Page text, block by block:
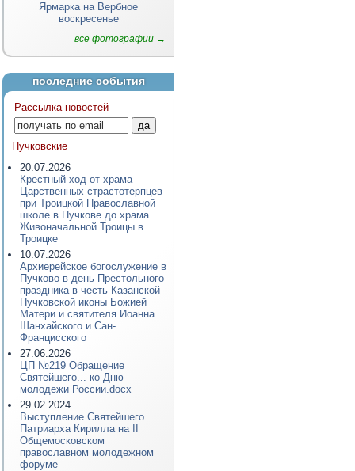
Ярмарка на Вербное
воскресенье
все фотографии →
последние события
Рассылка новостей
Пучковские
20.07.2026
Крестный ход от храма
Царственных страстотерпцев
при Троицкой Православной
школе в Пучкове до храма
Живоначальной Троицы в
Троицке
10.07.2026
Архиерейское богослужение в
Пучково в день Престольного
праздника в честь Казанской
Пучковской иконы Божией
Матери и святителя Иоанна
Шанхайского и Сан-
Францисского
27.06.2026
ЦП №219 Обращение
Святейшего... ко Дню
молодежи России.docx
29.02.2024
Выступление Святейшего
Патриарха Кирилла на II
Общемосковском
православном молодежном
форуме